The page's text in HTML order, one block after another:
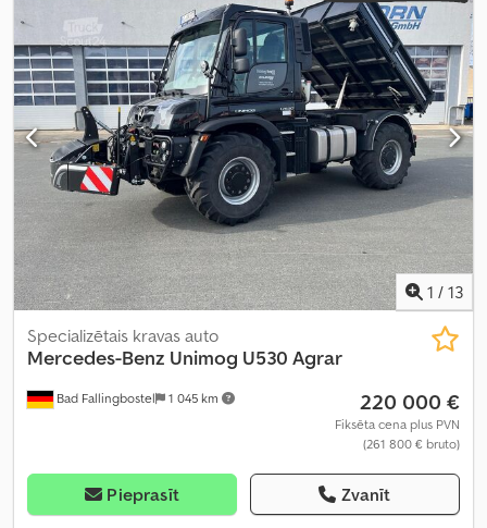
1 / 13
Bad Fallingbostel 1 045 km
Specializētais kravas auto
Mercedes-Benz Unimog U530 Agrar
220 000 €
Fiksēta cena plus PVN
(261 800 € bruto)
Pieprasīt Zvanīt